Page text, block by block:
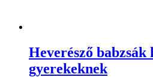
Heverésző babzsák
gyerekeknek